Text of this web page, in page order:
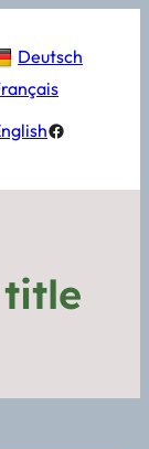
Deutsch
Facebook
title